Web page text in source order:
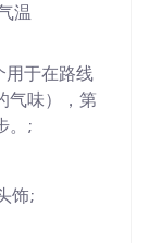
温
用于在路线
气味），第
。;
饰;